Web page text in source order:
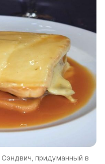
Сэндвич, придуманный в